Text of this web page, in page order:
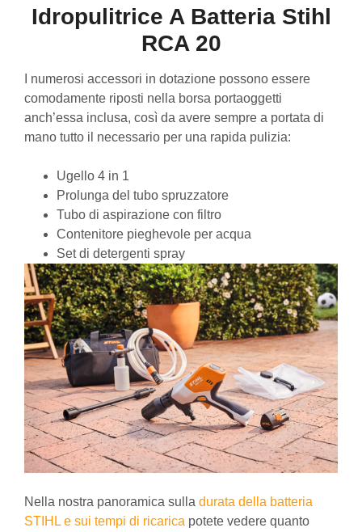
Idropulitrice A Batteria Stihl
RCA 20
I numerosi accessori in dotazione possono essere
comodamente riposti nella borsa portaoggetti
anch’essa inclusa, così da avere sempre a portata di
mano tutto il necessario per una rapida pulizia:
Ugello 4 in 1
Prolunga del tubo spruzzatore
Tubo di aspirazione con filtro
Contenitore pieghevole per acqua
Set di detergenti spray
Nella nostra panoramica sulla durata della batteria
STIHL e sui tempi di ricarica potete vedere quanto